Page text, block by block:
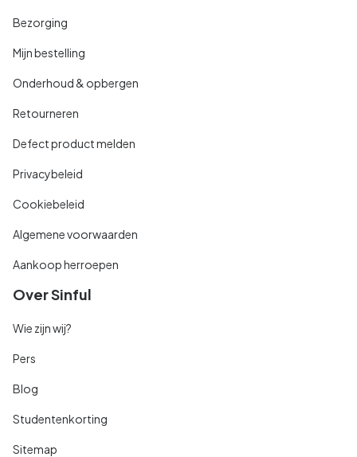
Bezorging
Mijn bestelling
Onderhoud & opbergen
Retourneren
Defect product melden
Privacybeleid
Cookiebeleid
Algemene voorwaarden
Aankoop herroepen
Over Sinful
Wie zijn wij?
Pers
Blog
Studentenkorting
Sitemap